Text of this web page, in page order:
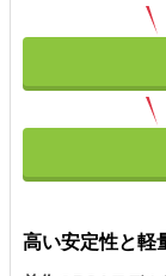
高い安定性と軽